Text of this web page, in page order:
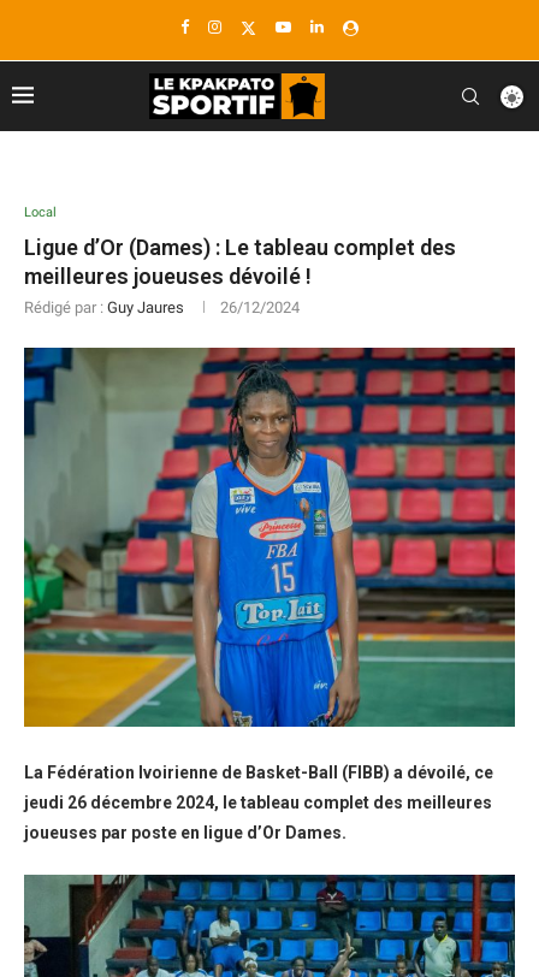
Local
Ligue d’Or (Dames) : Le tableau complet des
meilleures joueuses dévoilé !
Rédigé par : Guy Jaures 26/12/2024
La Fédération Ivoirienne de Basket-Ball (FIBB) a dévoilé, ce
jeudi 26 décembre 2024, le tableau complet des meilleures
joueuses par poste en ligue d’Or Dames.